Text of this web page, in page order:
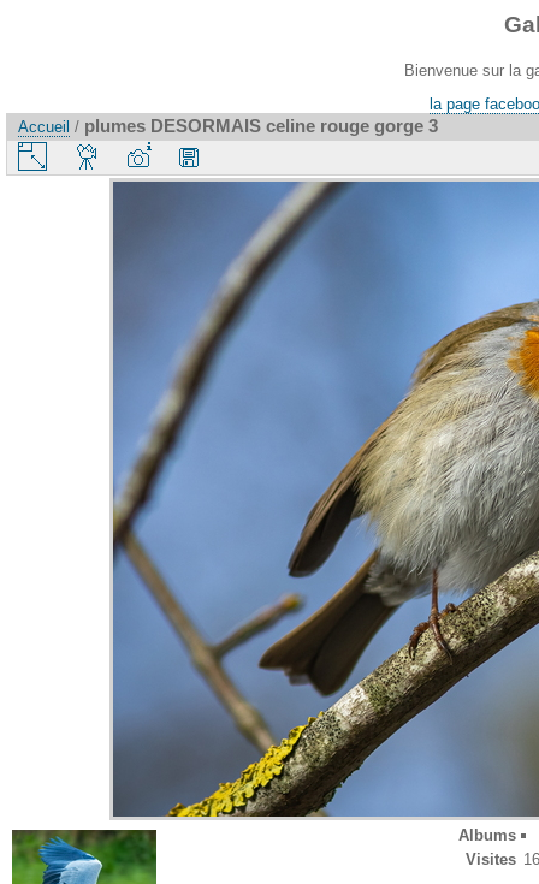
Bienvenue sur la
la page
Accueil / plumes DESORMAIS celine rouge gorge 3
Albums
Visites